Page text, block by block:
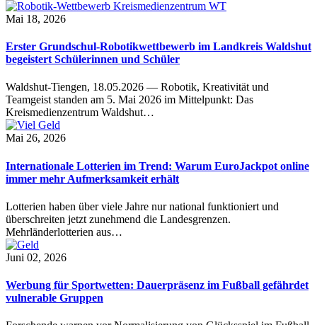
Mai 18, 2026
Erster Grundschul-Robotikwettbewerb im Landkreis Waldshut
begeistert Schülerinnen und Schüler
Waldshut-Tiengen, 18.05.2026 — Robotik, Kreativität und
Teamgeist standen am 5. Mai 2026 im Mittelpunkt: Das
Kreismedienzentrum Waldshut…
Mai 26, 2026
Internationale Lotterien im Trend: Warum EuroJackpot online
immer mehr Aufmerksamkeit erhält
Lotterien haben über viele Jahre nur national funktioniert und
überschreiten jetzt zunehmend die Landesgrenzen.
Mehrländerlotterien aus…
Juni 02, 2026
Werbung für Sportwetten: Dauerpräsenz im Fußball gefährdet
vulnerable Gruppen